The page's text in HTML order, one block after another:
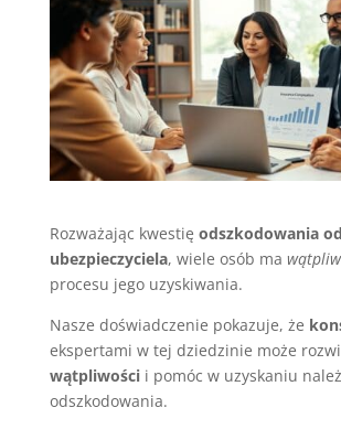
Rozważając kwestię odszkodowania od
ubezpieczyciela, wiele osób ma
procesu jego uzyskiwania.
Nasze doświadczenie pokazuje, że
ekspertami w tej dziedzinie może
wątpliwościi pomóc w uzyskaniu
odszkodowania.